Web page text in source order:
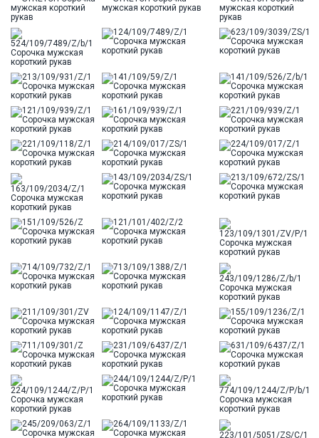
Отделка
Сорочки: внутренняя стойка воротника из
Ворот
Французский маленький
Карман
стандартный, слева, накладной
Силуэт